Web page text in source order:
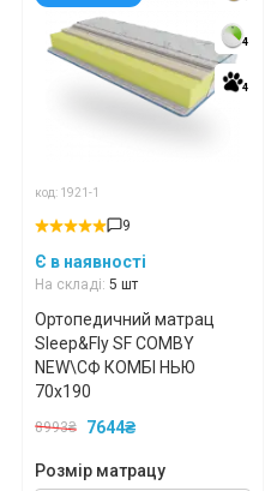
4
4
код: 1921-1
9
Є в наявності
На складі: 5 шт
4
4
Ортопедичний матрац
Sleep&Fly SF COMBY
NEW\СФ КОМБІ НЬЮ
70x190
8993₴ 7644₴
Розмір матрацу